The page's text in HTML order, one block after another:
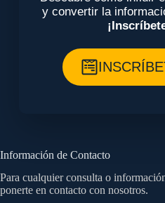
y convertir la
Información de Contacto
Para cualquier consulta o
ponerte en contacto con nosotros.